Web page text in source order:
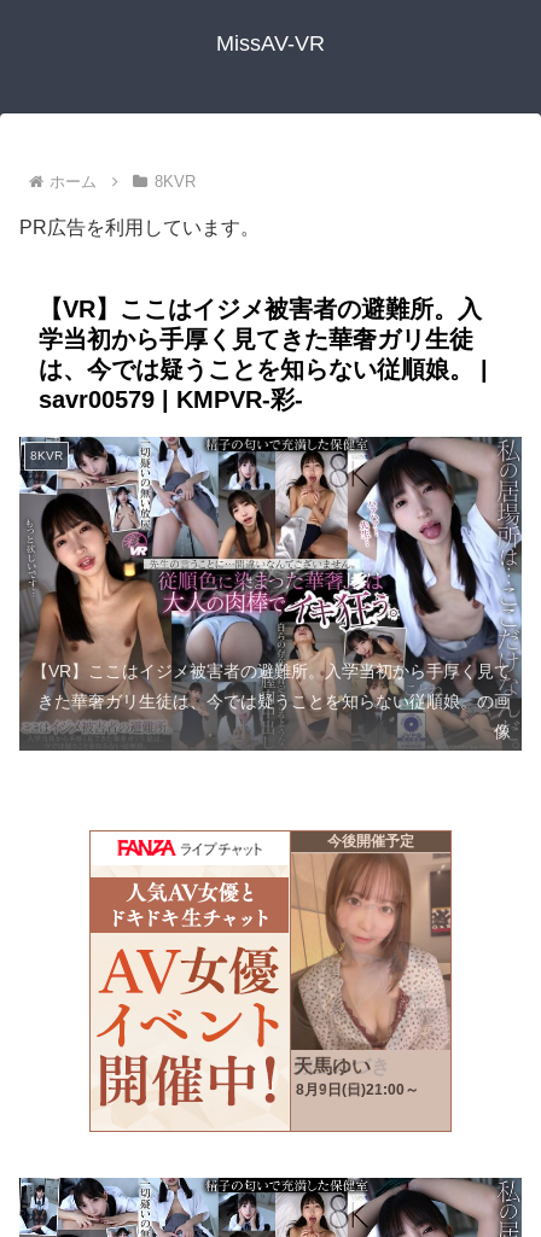
MissAV-VR
ホーム 8KVR
PR広告を利用しています。
【VR】ここはイジメ被害者の避難所。入
学当初から手厚く見てきた華奢ガリ生徒
は、今では疑うことを知らない従順娘。 |
savr00579 | KMPVR-彩-
8KVR
【VR】ここはイジメ被害者の避難所。入学当初から手厚く見て
きた華奢ガリ生徒は、今では疑うことを知らない従順娘。の画
像